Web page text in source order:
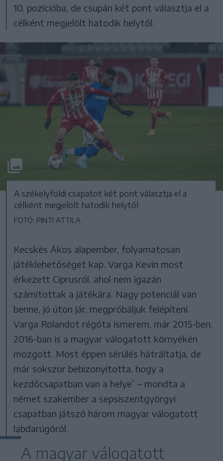
10. pozícióba, de csupán két pont választja el a
célként megjelölt hatodik helytől.
A székelyföldi csapatot két pont választja el a
célként megjelölt hatodik helytől
FOTÓ: PINTI ATTILA
Kecskés Ákos alapember, folyamatosan
játéklehetőséget kap. Varga Kevin most
érkezett Ciprusról, ahol nem igazán
számítottak a játékára. Nagy potenciál van
benne, jó úton jár, megpróbáljuk felépíteni.
Varga Rolandot régóta ismerem, már 2015-ben,
2016-ban is a magyar válogatott környékén
mozgott. Most éppen sérülés hátráltatja, de
már sokszor bebizonyította, hogy a
kezdőcsapatban van a helye” – mondta a
német szakember a sepsiszentgyörgyi
csapatban játszó három magyar válogatott
labdarúgóról.
A magyar válogatott